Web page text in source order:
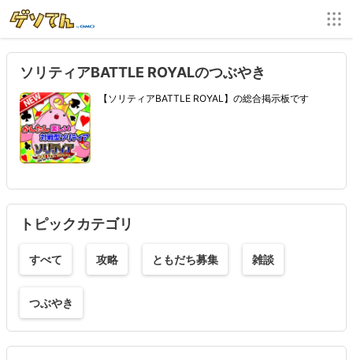
ソリティアBATTLE ROYALのつぶやき
【ソリティアBATTLE ROYAL】の総合掲示板です
トピックカテゴリ
すべて 攻略 ともだち募集 雑談
つぶやき